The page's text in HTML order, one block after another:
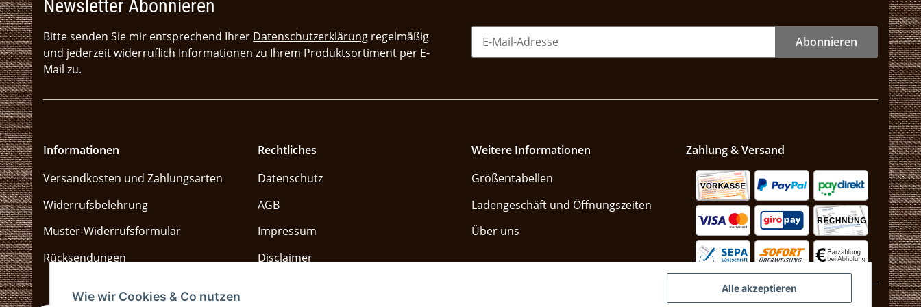
Newsletter Abonnieren
Bitte senden Sie mir entsprechend Ihrer Datenschutzerklärung regelmäßig
und jederzeit widerruflich Informationen zu Ihrem Produktsortiment per E-
Mail zu.
Abonnieren
Informationen
Versandkosten und Zahlungsarten
Widerrufsbelehrung
Muster-Widerrufsformular
Rücksendungen
Rechtliches
Datenschutz
AGB
Impressum
Disclaimer
Weitere Informationen
Größentabellen
Ladengeschäft und Öffnungszeiten
Über uns
Zahlung & Versand
Wie wir Cookies & Co nutzen
Alle akzeptieren